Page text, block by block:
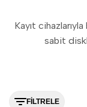
Kayıt
sabit
FILTRELE